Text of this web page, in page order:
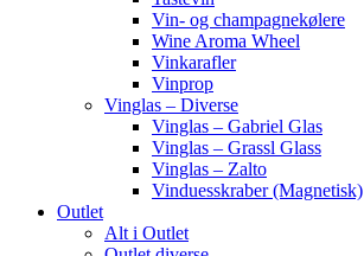
Vin- og champagnekølere
Wine Aroma Wheel
Vinkarafler
Vinprop
Vinglas – Diverse
Vinglas – Gabriel Glas
Vinglas – Grassl Glass
Vinglas – Zalto
Vinduesskraber (Magnetisk)
Outlet
Alt i Outlet